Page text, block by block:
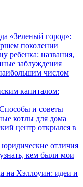
«Зеленый город»:
поколении
ребенка: названия,
заблуждения
числом
капиталом:
и советы
котлы для дома
центр открылся в
отличия
кем были мои
на Хэллоуин: идеи и